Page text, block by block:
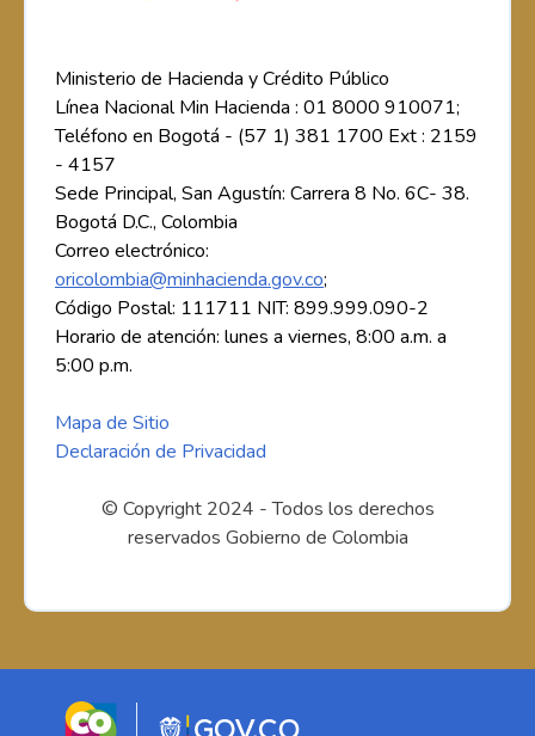
Ministerio de Hacienda y Crédito Público
Línea Nacional Min Hacienda : 01 8000 910071;
Teléfono en Bogotá - (57 1) 381 1700 Ext : 2159
- 4157
Sede Principal, San Agustín: Carrera 8 No. 6C- 38.
Bogotá D.C., Colombia
Correo electrónico:
oricolombia@minhacienda.gov.co;
Código Postal: 111711 NIT: 899.999.090-2
Horario de atención: lunes a viernes, 8:00 a.m. a
5:00 p.m.
Mapa de Sitio
Declaración de Privacidad
© Copyright 2024 - Todos los derechos
reservados Gobierno de Colombia